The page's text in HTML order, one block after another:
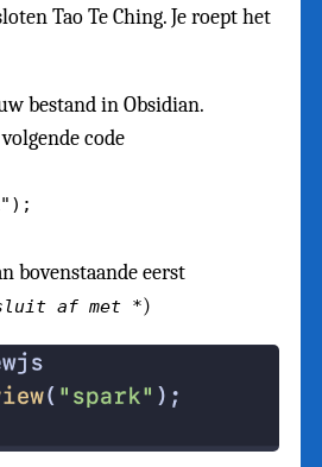
Tao Te Ching. Je roept het
bestand in Obsidian.
code
bovenstaande eerst
af met *)